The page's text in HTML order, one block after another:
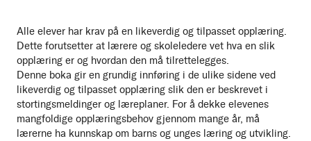
Alle elever har krav på en likeverdig og tilpasset opplæring.
Dette forutsetter at lærere og skoleledere vet hva en slik
opplæring er og hvordan den må tilrettelegges.
Denne boka gir en grundig innføring i de ulike sidene ved
likeverdig og tilpasset opplæring slik den er beskrevet i
stortingsmeldinger og læreplaner. For å dekke elevenes
mangfoldige opplæringsbehov gjennom mange år, må
lærerne ha kunnskap om barns og unges læring og utvikling.